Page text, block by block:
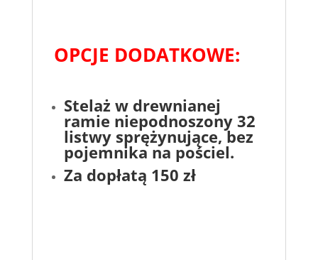
OPCJE DODATKOWE:
Stelaż w drewnianej
ramie niepodnoszony 32
listwy sprężynujące, bez
pojemnika na pościel.
Za dopłatą 150 zł